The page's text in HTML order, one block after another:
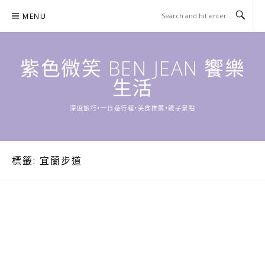
content
MENU
紫色微笑 BEN JEAN 饗樂
生活
深度旅行•一日遊行程•美食推薦•親子景點
標籤: 宜蘭步道